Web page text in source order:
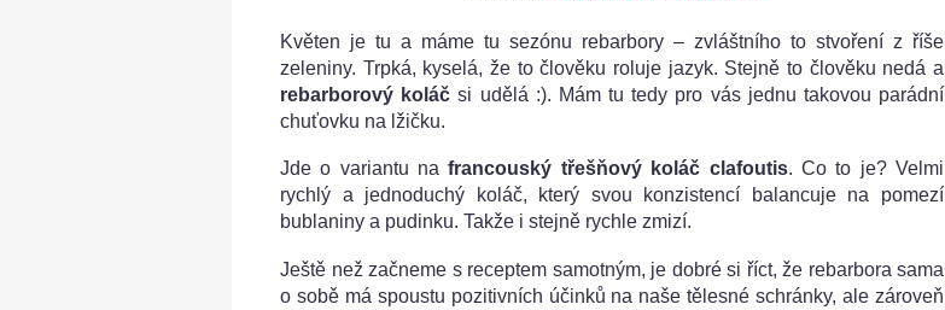
Květen je tu a máme tu sezónu rebarbory – zvláštního to stvoření z říše
zeleniny. Trpká, kyselá, že to člověku roluje jazyk. Stejně to člověku nedá a
rebarborový koláč si udělá :). Mám tu tedy pro vás jednu takovou parádní
chuťovku na lžičku.
Jde o variantu nafrancouský třešňový koláč clafoutis. Co to je? Velmi
rychlý a jednoduchý koláč, který svou konzistencí balancuje na pomezí
bublaniny a pudinku. Takže i stejně rychle zmizí.
Ještě než začneme s receptem samotným, je dobré si říct, že rebarbora sama
o sobě má spoustu pozitivních účinků na naše tělesné schránky, ale zároveň